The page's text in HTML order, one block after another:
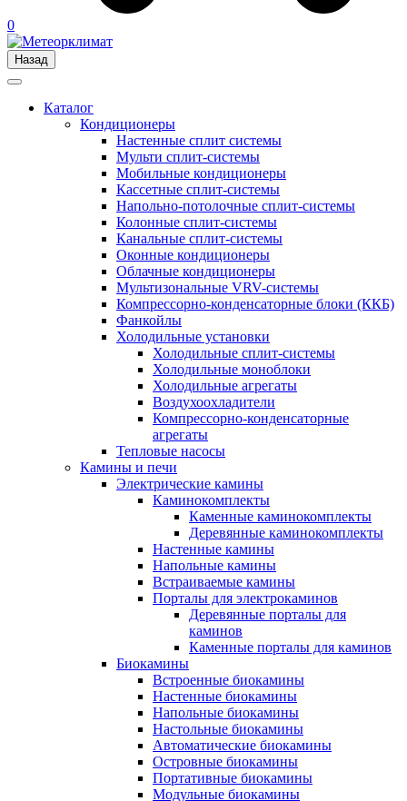
0
Назад
Каталог
Кондиционеры
Настенные сплит системы
Мульти сплит-системы
Мобильные кондиционеры
Кассетные сплит-системы
Напольно-потолочные сплит-системы
Колонные сплит-системы
Канальные сплит-системы
Оконные кондиционеры
Облачные кондиционеры
Мультизональные VRV-системы
Компрессорно-конденсаторные блоки (ККБ)
Фанкойлы
Холодильные установки
Холодильные сплит-системы
Холодильные моноблоки
Холодильные агрегаты
Воздухоохладители
Компрессорно-конденсаторные
агрегаты
Тепловые насосы
Камины и печи
Электрические камины
Каминокомплекты
Каменные каминокомплекты
Деревянные каминокомплекты
Настенные камины
Напольные камины
Встраиваемые камины
Порталы для электрокаминов
Деревянные порталы для
каминов
Каменные порталы для каминов
Биокамины
Встроенные биокамины
Настенные биокамины
Напольные биокамины
Настольные биокамины
Автоматические биокамины
Островные биокамины
Портативные биокамины
Модульные биокамины